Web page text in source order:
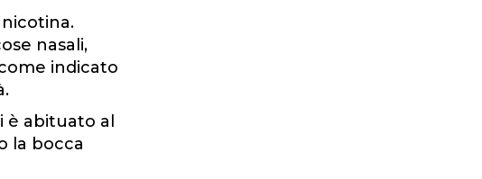
nasali,
indicato
abituato al
la bocca